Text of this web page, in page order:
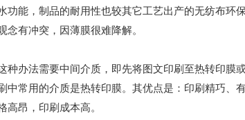
能，制品的耐用性也较其它工艺出产的无纺布环
有冲突，因薄膜很难降解。
办法需要中间介质，即先将图文印刷至热转印膜
中常用的介质是热转印膜。其优点是：印刷精巧、
昂，印刷成本高。